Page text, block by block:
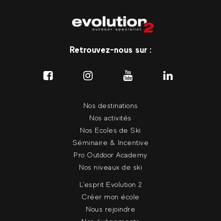
Retrouvez-nous sur :
Nos destinations
Nos activités
Nos Ecoles de Ski
Séminaire & Incentive
Pro Outdoor Academy
Nos niveaux de ski
L'esprit Evolution 2
Créer mon école
Nous rejoindre